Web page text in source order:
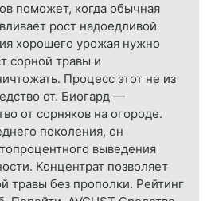
поможет, когда обычная
рост надоедливой
хорошего урожая нужно
сорной травы и
Процесс этот не из
от. Биогард —
от сорняков на огороде.
поколения, он
выведения
Концентрат позволяет
травы без прополки. Рейтинг